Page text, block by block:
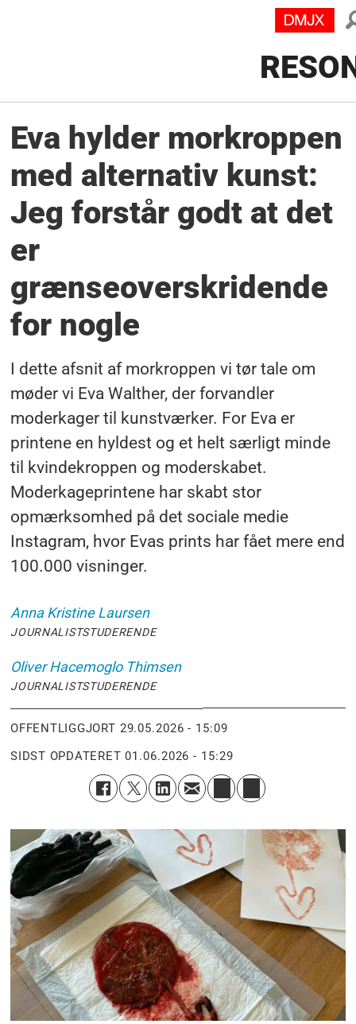
Eva hylder morkroppen
med alternativ kunst:
Jeg forstår godt at det
er
grænseoverskridende
for nogle
I dette afsnit af morkroppen vi tør tale om
møder vi Eva Walther, der forvandler
moderkager til kunstværker. For Eva er
printene en hyldest og et helt særligt minde
til kvindekroppen og moderskabet.
Moderkageprintene har skabt stor
opmærksomhed på det sociale medie
Instagram, hvor Evas prints har fået mere end
100.000 visninger.
Anna Kristine Laursen
JOURNALISTSTUDERENDE
Oliver Hacemoglo Thimsen
JOURNALISTSTUDERENDE
OFFENTLIGGJORT
29.05.2026 - 15:09
SIDST OPDATERET
01.06.2026 - 15:29